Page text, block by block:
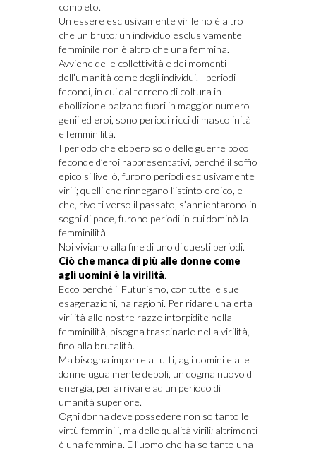
completo.
Un essere esclusivamente virile no è altro
che un bruto; un individuo esclusivamente
femminile non è altro che una femmina.
Avviene delle collettività e dei momenti
dell’umanità come degli individui. I periodi
fecondi, in cui dal terreno di coltura in
ebollizione balzano fuori in maggior numero
genii ed eroi, sono periodi ricci di mascolinità
e femminilità.
I periodo che ebbero solo delle guerre poco
feconde d’eroi rappresentativi, perché il soffio
epico si livellò, furono periodi esclusivamente
virili; quelli che rinnegano l’istinto eroico, e
che, rivolti verso il passato, s’annientarono in
sogni di pace, furono periodi in cui dominò la
femminilità.
Noi viviamo alla fine di uno di questi periodi.
Ciò che manca di più alle donne come
agli uomini è la virilità.
Ecco perché il Futurismo, con tutte le sue
esagerazioni, ha ragioni. Per ridare una erta
virilità alle nostre razze intorpidite nella
femminilità, bisogna trascinarle nella virilità,
fino alla brutalità.
Ma bisogna imporre a tutti, agli uomini e alle
donne ugualmente deboli, un dogma nuovo di
energia, per arrivare ad un periodo di
umanità superiore.
Ogni donna deve possedere non soltanto le
virtù femminili, ma delle qualità virili; altrimenti
è una femmina. E l’uomo che ha soltanto una